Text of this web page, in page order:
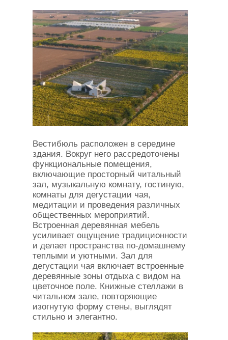
Вестибюль расположен в середине
здания. Вокруг него рассредоточены
функциональные помещения,
включающие просторный читальный
зал, музыкальную комнату, гостиную,
комнаты для дегустации чая,
медитации и проведения различных
общественных мероприятий.
Встроенная деревянная мебель
усиливает ощущение традиционности
и делает пространства по-домашнему
теплыми и уютными. Зал для
дегустации чая включает встроенные
деревянные зоны отдыха с видом на
цветочное поле. Книжные стеллажи в
читальном зале, повторяющие
изогнутую форму стены, выглядят
стильно и элегантно.